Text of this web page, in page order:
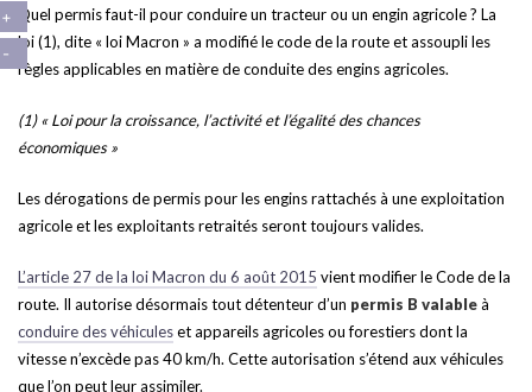
Quel permis faut-il pour conduire un tracteur ou un engin agricole ? La
loi (1), dite « loi Macron » a modifié le code de la route et assoupli les
règles applicables en matière de conduite des engins agricoles.
(1) « Loi pour la croissance, l’activité et l’égalité des chances
économiques »
Les dérogations de permis pour les engins rattachés à une exploitation
agricole et les exploitants retraités seront toujours valides.
L’article 27 de la loi Macron du 6 août 2015 vient modifier le Code de la
route. Il autorise désormais tout détenteur d’un permis B valableà
conduire des véhiculeset appareils agricoles ou forestiers dont la
vitesse n’excède pas 40 km/h. Cette autorisation s’étend aux véhicules
que l’on peut leur assimiler.